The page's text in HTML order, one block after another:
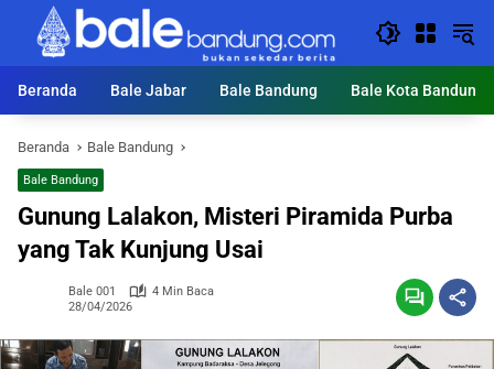
Langsung
konten
Beranda
Bale Jabar Bale Bandung Bale Kota Bandung
Beranda Bale Bandung
Bale Bandung
Gunung Lalakon, Misteri Piramida Purba
yang Tak Kunjung Usai
Bale 001
4 Min Baca
28/04/2026